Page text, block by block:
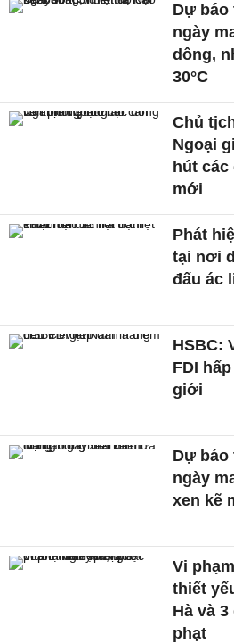
Dự báo
ngày
dông,
30°C
Chủ
Ngoại
hút
mới
Phát
tại nơi
đấu ác
HSBC:
FDI
giới
Dự báo
ngày
xen kẽ
Vi
thiết
Hà và
phạt